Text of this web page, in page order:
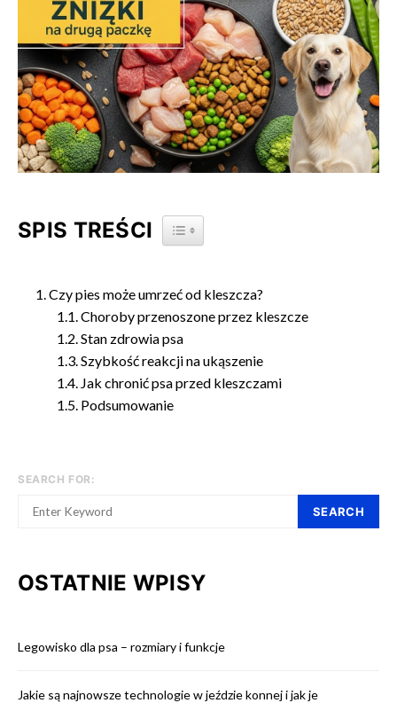
SPIS TREŚCI TOGGLE TABLE OF CONTENT
Czy pies może umrzeć od kleszcza?
Choroby przenoszone przez kleszcze
Stan zdrowia psa
Szybkość reakcji na ukąszenie
Jak chronić psa przed kleszczami
Podsumowanie
SEARCH FOR:
SEARCH
OSTATNIE WPISY
Legowisko dla psa – rozmiary i funkcje
Jakie są najnowsze technologie w jeździe konnej i jak je